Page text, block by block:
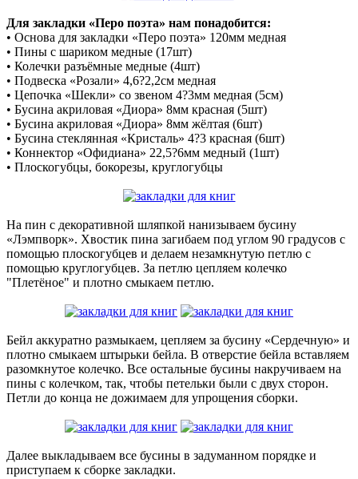
Для закладки «Перо поэта» нам понадобится:
• Основа для закладки «Перо поэта» 120мм медная
• Пины с шариком медные (17шт)
• Колечки разъёмные медные (4шт)
• Подвеска «Розали» 4,6?2,2см медная
• Цепочка «Шекли» со звеном 4?3мм медная (5см)
• Бусина акриловая «Диора» 8мм красная (5шт)
• Бусина акриловая «Диора» 8мм жёлтая (6шт)
• Бусина стеклянная «Кристаль» 4?3 красная (6шт)
• Коннектор «Офидиана» 22,5?6мм медный (1шт)
• Плоскогубцы, бокорезы, круглогубцы
На пин с декоративной шляпкой нанизываем бусину
«Лэмпворк». Хвостик пина загибаем под углом 90 градусов с
помощью плоскогубцев и делаем незамкнутую петлю с
помощью круглогубцев. За петлю цепляем колечко
"Плетёное" и плотно смыкаем петлю.
Бейл аккуратно размыкаем, цепляем за бусину «Сердечную» и
плотно смыкаем штырьки бейла. В отверстие бейла вставляем
разомкнутое колечко. Все остальные бусины накручиваем на
пины с колечком, так, чтобы петельки были с двух сторон.
Петли до конца не дожимаем для упрощения сборки.
Далее выкладываем все бусины в задуманном порядке и
приступаем к сборке закладки.